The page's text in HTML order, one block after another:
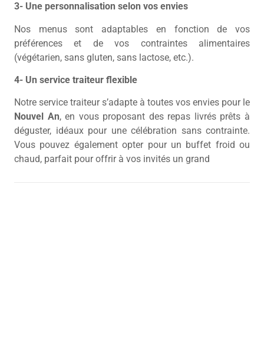
3- Une personnalisation selon vos envies
Nos menus sont adaptables en fonction de vos
préférences et de vos contraintes alimentaires
(végétarien, sans gluten, sans lactose, etc.).
4- Un service traiteur flexible
Notre service traiteur s’adapte à toutes vos envies pour le
Nouvel An, en vous proposant des repas livrés prêts à
déguster, idéaux pour une célébration sans contrainte.
Vous pouvez également opter pour un buffet froid ou
chaud, parfait pour offrir à vos invités un grand